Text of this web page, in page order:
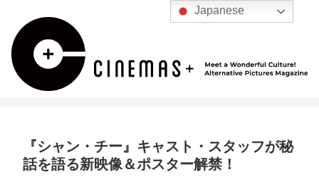
『シャン・チー』キャスト・スタッフが秘
話を語る新映像＆ポスター解禁！
Japanese